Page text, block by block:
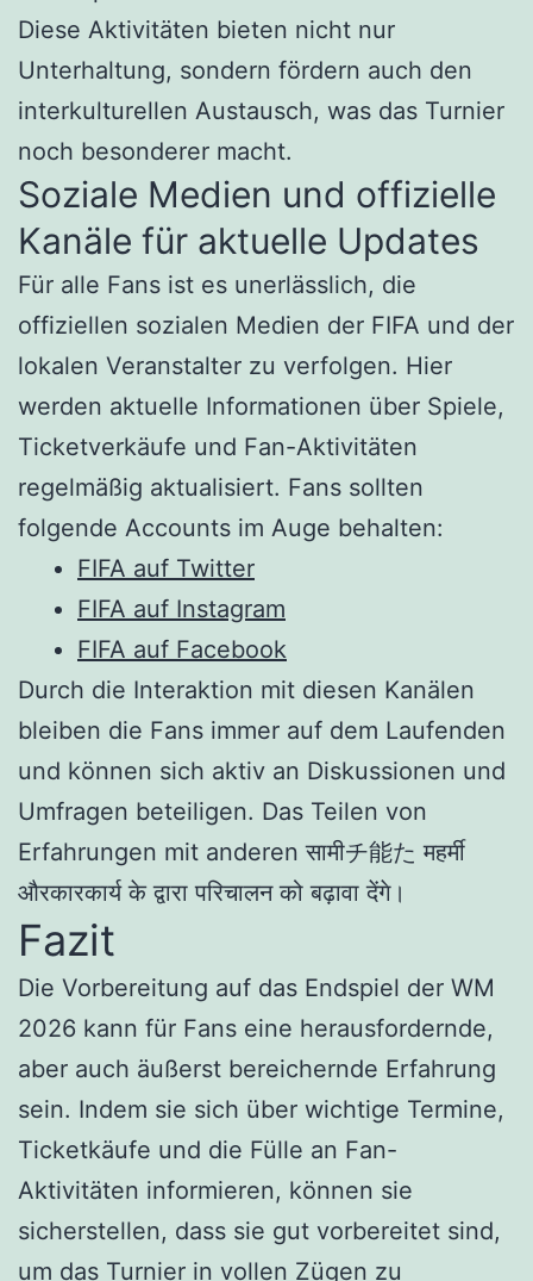
Diese Aktivitäten bieten nicht nur
Unterhaltung, sondern fördern auch den
interkulturellen Austausch, was das Turnier
noch besonderer macht.
Soziale Medien und offizielle
Kanäle für aktuelle Updates
Für alle Fans ist es unerlässlich, die
offiziellen sozialen Medien der FIFA und der
lokalen Veranstalter zu verfolgen. Hier
werden aktuelle Informationen über Spiele,
Ticketverkäufe und Fan-Aktivitäten
regelmäßig aktualisiert. Fans sollten
folgende Accounts im Auge behalten:
FIFA auf Twitter
FIFA auf Instagram
FIFA auf Facebook
Durch die Interaktion mit diesen Kanälen
bleiben die Fans immer auf dem Laufenden
und können sich aktiv an Diskussionen und
Umfragen beteiligen. Das Teilen von
Erfahrungen mit anderen सामीチ能た महर्मी
औरकारकार्य के द्वारा परिचालन को बढ़ावा देंगे।
Fazit
Die Vorbereitung auf das Endspiel der WM
2026 kann für Fans eine herausfordernde,
aber auch äußerst bereichernde Erfahrung
sein. Indem sie sich über wichtige Termine,
Ticketkäufe und die Fülle an Fan-
Aktivitäten informieren, können sie
sicherstellen, dass sie gut vorbereitet sind,
um das Turnier in vollen Zügen zu